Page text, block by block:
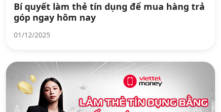
Bí quyết làm thẻ tín dụng để mua hàng trả
góp ngay hôm nay
01/12/2025